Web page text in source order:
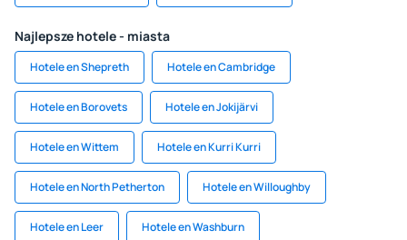
Najlepsze hotele - miasta
Hotele en Shepreth Hotele en Cambridge
Hotele en Borovets Hotele en Jokijärvi
Hotele en Wittem Hotele en Kurri Kurri
Hotele en North Petherton Hotele en Willoughby
Hotele en Leer Hotele en Washburn